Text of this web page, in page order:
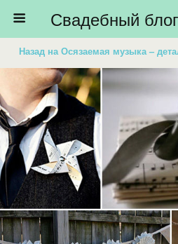
Назад на Осязаемая музыка –